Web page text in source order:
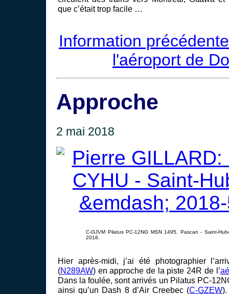
que c’était trop facile …
Information
l'aéroport de
Approche
2 mai 2018
C-GJVM Pilatus PC-12NG MSN 1495, Pascan - Saint-
2018.
Hier après-midi, j’ai été photographier
(N289AW) en approche de la piste 24R de l’
Dans la foulée, sont arrivés un Pilatus PC-
ainsi qu’un Dash 8 d’Air Creebec (C-GZEW